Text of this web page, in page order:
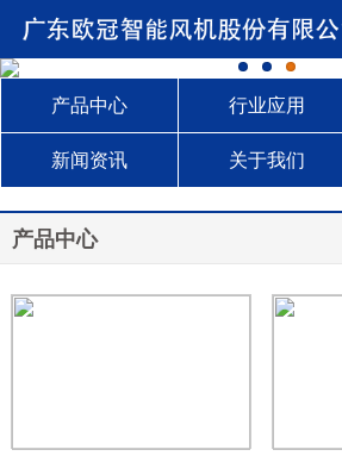
产品中心 行业应用
新闻资讯 关于我们
产品中心